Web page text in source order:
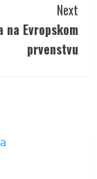
Next
Evropskom
prvenstvu